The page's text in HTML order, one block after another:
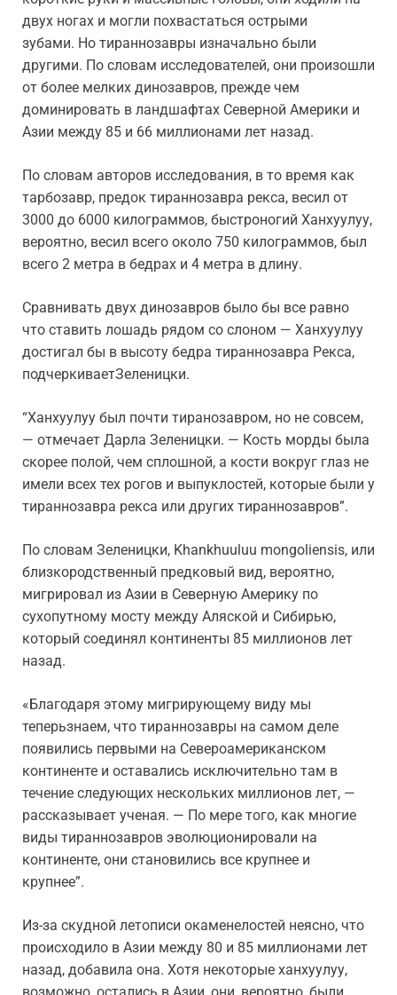
двух ногах и могли похвастаться острыми
зубами. Но тираннозавры изначально были
другими. По словам исследователей, они произошли
от более мелких динозавров, прежде чем
доминировать в ландшафтах Северной Америки и
Азии между 85 и 66 миллионами лет назад.
По словам авторов исследования, в то время как
тарбозавр, предок тираннозавра рекса, весил от
3000 до 6000 килограммов, быстроногий Ханхуулуу,
вероятно, весил всего около 750 килограммов, был
всего 2 метра в бедрах и 4 метра в длину.
Сравнивать двух динозавров было бы все равно
что ставить лошадь рядом со слоном — Ханхуулуу
достигал бы в высоту бедра тираннозавра Рекса,
подчеркиваетЗеленицки.
“Ханхуулуу был почти тиранозавром, но не совсем,
— отмечает Дарла Зеленицки. — Кость морды была
скорее полой, чем сплошной, а кости вокруг глаз не
имели всех тех рогов и выпуклостей, которые были у
тираннозавра рекса или других тираннозавров”.
По словам Зеленицки, Khankhuuluu mongoliensis, или
близкородственный предковый вид, вероятно,
мигрировал из Азии в Северную Америку по
сухопутному мосту между Аляской и Сибирью,
который соединял континенты 85 миллионов лет
назад.
«Благодаря этому мигрирующему виду мы
теперьзнаем, что тираннозавры на самом деле
появились первыми на Североамериканском
континенте и оставались исключительно там в
течение следующих нескольких миллионов лет, —
рассказывает ученая. — По мере того, как многие
виды тираннозавров эволюционировали на
континенте, они становились все крупнее и
крупнее”.
Из-за скудной летописи окаменелостей неясно, что
происходило в Азии между 80 и 85 миллионами лет
назад, добавила она. Хотя некоторые ханхуулуу,